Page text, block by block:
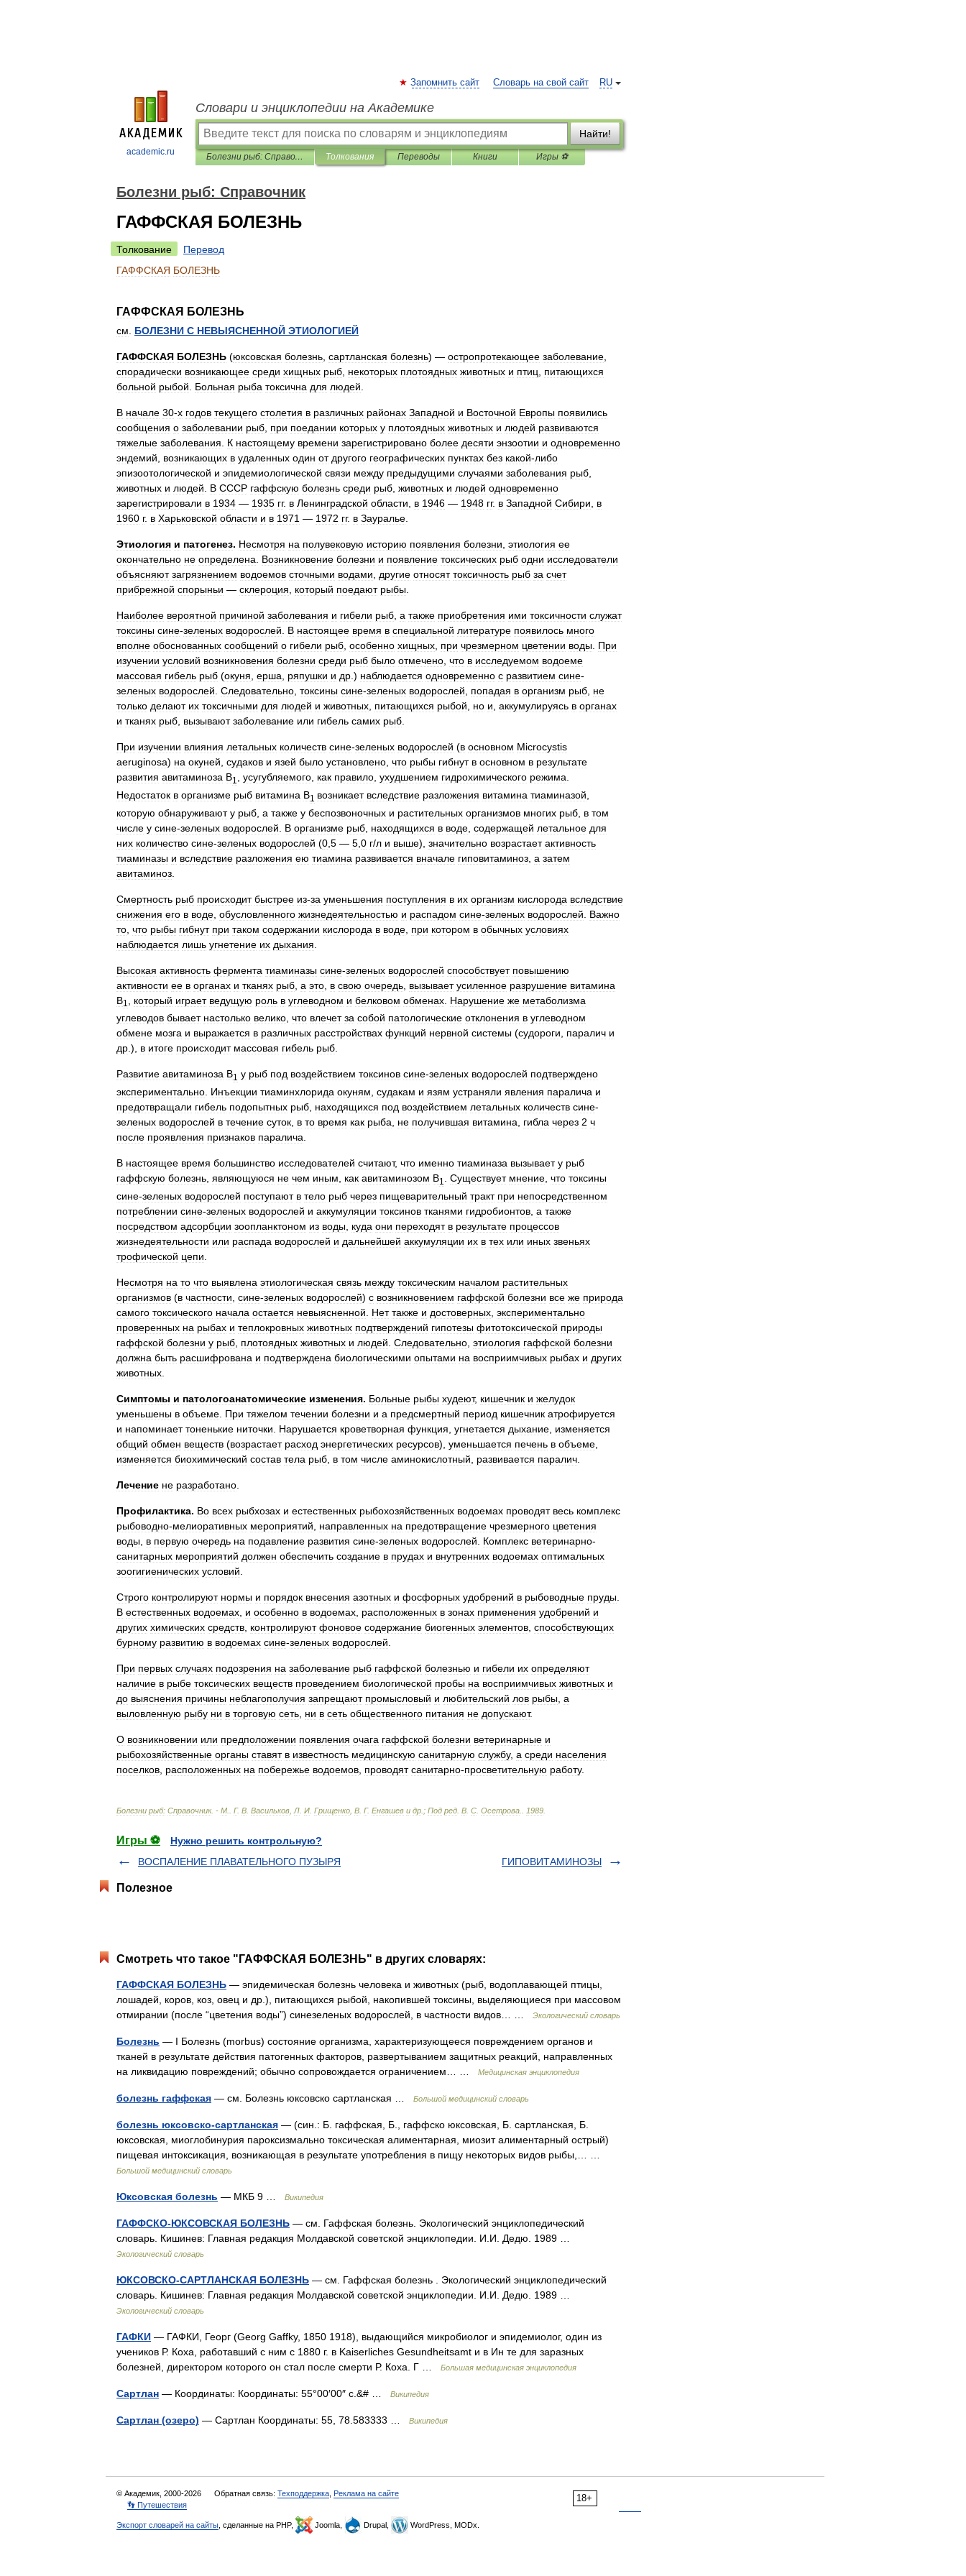
academic.ru
RU
Запомнить сайт Словарь на свой сайт
Словари и энциклопедии на Академике
Найти!
Болезни рыб: Справочник Толкования Переводы Книги Игры ⚽
Болезни рыб: Справочник
ГАФФСКАЯ БОЛЕЗНЬ
Толкование
Перевод
ГАФФСКАЯ БОЛЕЗНЬ
ГАФФСКАЯ БОЛЕЗНЬ
см БОЛЕЗНИ С НЕВЫЯСНЕННОЙ ЭТИОЛОГИЕЙ
ГАФФСКАЯ БОЛЕЗНЬ (юксовская болезнь сартланская болезнь) — остропротекающее заболевание
спорадически возникающее среди хищных рыб некоторых плотоядных животных и птиц
питающихся
больной рыбой Больная рыба токсична для людей
В начале 30-х годов текущего столетия в различных районах Западной и Восточной Европы появились
сообщения о заболевании рыб при поедании которых у плотоядных животных и людей развиваются
тяжелые заболевания К настоящему времени зарегистрировано более десяти энзоотии и одновременно
эндемий
возникающих в удаленных один от другого географических пунктах без какой-либо
эпизоотологической и эпидемиологической связи между предыдущими случаями заболевания рыб
животных и людей В СССР гаффскую болезнь среди рыб животных и людей одновременно
зарегистрировали в 1934 — 1935 гг. в Ленинградской области в 1946 — 1948 гг. в Западной Сибири
в
1960 г. в Харьковской области и в 1971 — 1972 гг. в Зауралье
Этиология и патогенез. Несмотря на полувековую историю появления болезни этиология ее
окончательно не определена Возникновение болезни и появление токсических рыб одни исследователи
объясняют загрязнением водоемов сточными водами другие относят токсичность рыб за счет
прибрежной спорыньи — склероция который поедают рыбы
Наиболее вероятной причиной заболевания и гибели рыб а также приобретения ими токсичности служат
токсины сине-зеленых водорослей В настоящее время в специальной литературе появилось много
вполне обоснованных сообщений о гибели рыб особенно хищных при чрезмерном цветении воды При
изучении условий возникновения болезни среди рыб было отмечено что в исследуемом водоеме
массовая гибель рыб (окуня ерша ряпушки и др .) наблюдается одновременно с развитием сине-
зеленых водорослей Следовательно токсины сине-зеленых водорослей попадая в организм рыб не
только делают их токсичными для людей и животных питающихся рыбой но и аккумулируясь в органах
и тканях рыб вызывают заболевание или гибель самих рыб
При изучении влияния летальных количеств сине-зеленых водорослей (в основном Microcystis
aeruginosa) на окуней судаков и язей было установлено что рыбы гибнут в основном в результате
развития авитаминоза B1 усугубляемого как правило ухудшением гидрохимического режима
Недостаток в организме рыб витамина B1 возникает вследствие разложения витамина тиаминазой
которую обнаруживают у рыб а также у беспозвоночных и растительных организмов многих рыб в том
числе у сине-зеленых водорослей В организме рыб находящихся в воде содержащей летальное для
них количество сине-зеленых водорослей (0 5 — 5 0 г/л и выше), значительно возрастает активность
тиаминазы и вследствие разложения ею тиамина развивается вначале гиповитаминоз а затем
авитаминоз
Смертность рыб происходит быстрее из-за уменьшения поступления в их организм кислорода вследствие
снижения его в воде обусловленного жизнедеятельностью и распадом сине-зеленых водорослей
Важно
то что рыбы гибнут при таком содержании кислорода в воде при котором в обычных условиях
наблюдается лишь угнетение их дыхания
Высокая активность фермента тиаминазы сине-зеленых водорослей способствует повышению
активности ее в органах и тканях рыб а это в свою очередь вызывает усиленное разрушение витамина
B1 который играет ведущую роль в углеводном и белковом обменах Нарушение же метаболизма
углеводов бывает настолько велико, что влечет за собой патологические отклонения в углеводном
обмене мозга и выражается в различных расстройствах функций нервной системы (судороги, паралич и
др.), в итоге происходит массовая гибель рыб.
Развитие авитаминоза B1 у рыб под воздействием токсинов сине-зеленых водорослей подтверждено
экспериментально Инъекции тиаминхлорида окуням судакам и язям устраняли явления паралича и
предотвращали гибель подопытных рыб находящихся под воздействием летальных количеств сине-
зеленых водорослей в течение суток в то время как рыба не получившая витамина гибла через 2 ч
после проявления признаков паралича
В настоящее время большинство исследователей считают, что именно тиаминаза вызывает у рыб
гаффскую болезнь являющуюся не чем иным как авитаминозом B1 Существует мнение что токсины
сине-зеленых водорослей поступают в тело рыб через пищеварительный тракт при непосредственном
потреблении сине-зеленых водорослей и аккумуляции токсинов тканями гидробионтов а также
посредством адсорбции зоопланктоном из воды куда они переходят в результате процессов
жизнедеятельности или распада водорослей и дальнейшей аккумуляции их в тех или иных звеньях
трофической цепи
Несмотря на то что выявлена этиологическая связь между токсическим началом растительных
организмов (в частности сине-зеленых водорослей) с возникновением гаффской болезни все же природа
самого токсического начала остается невыясненной Нет также и достоверных экспериментально
проверенных на рыбах и теплокровных животных подтверждений гипотезы фитотоксической природы
гаффской болезни у рыб плотоядных животных и людей Следовательно этиология гаффской болезни
должна быть расшифрована и подтверждена биологическими опытами на восприимчивых рыбах и других
животных
Симптомы и патологоанатомические изменения. Больные рыбы худеют, кишечник и желудок
уменьшены в объеме При тяжелом течении болезни и а предсмертный период кишечник атрофируется
и напоминает тоненькие ниточки Нарушается кроветворная функция угнетается дыхание изменяется
общий обмен веществ (возрастает расход энергетических ресурсов), уменьшается печень в объеме
изменяется биохимический состав тела рыб в том числе аминокислотный развивается паралич
Лечение не разработано
Профилактика. Во всех рыбхозах и естественных рыбохозяйственных водоемах проводят весь комплекс
рыбоводно-мелиоративных мероприятий направленных на предотвращение чрезмерного цветения
воды в первую очередь на подавление развития сине-зеленых водорослей Комплекс ветеринарно-
санитарных мероприятий должен обеспечить создание в прудах и внутренних водоемах оптимальных
зоогигиенических условий
Строго контролируют нормы и порядок внесения азотных и фосфорных удобрений в рыбоводные пруды
В естественных водоемах и особенно в водоемах расположенных в зонах применения удобрений и
других химических средств контролируют фоновое содержание биогенных элементов способствующих
бурному развитию в водоемах сине-зеленых водорослей
При первых случаях подозрения на заболевание рыб гаффской болезнью и гибели их определяют
наличие в рыбе токсических веществ проведением биологической пробы на восприимчивых животных и
до выяснения причины неблагополучия запрещают промысловый и любительский лов рыбы а
выловленную рыбу ни в торговую сеть ни в сеть общественного питания не допускают.
О возникновении или предположении появления очага гаффской болезни ветеринарные и
рыбохозяйственные органы ставят в известность медицинскую санитарную службу, а среди населения
поселков расположенных на побережье водоемов проводят санитарно-просветительную работу.
Болезни рыб: Справочник. - М Г. В Васильков Л И Грищенко В Г. Енгашев и др .; Под ред В С Осетрова 1989
Игры ⚽
Нужно решить контрольную?
ВОСПАЛЕНИЕ ПЛАВАТЕЛЬНОГО ПУЗЫРЯ
ГИПОВИТАМИНОЗЫ
Полезное
Смотреть что такое "ГАФФСКАЯ БОЛЕЗНЬ" в других словарях:
ГАФФСКАЯ БОЛЕЗНЬ — эпидемическая болезнь человека и животных (рыб, водоплавающей птицы,
лошадей, коров, коз, овец и др.), питающихся рыбой, накопившей токсины, выделяющиеся при массовом
отмирании (после “цветения воды”) синезеленых водорослей, в частности видов… …
Экологический словарь
Болезнь — I Болезнь (morbus) состояние организма, характеризующееся повреждением органов и
тканей в результате действия патогенных факторов, развертыванием защитных реакций, направленных
на ликвидацию повреждений; обычно сопровождается ограничением… …
Медицинская энциклопедия
болезнь гаффская — см. Болезнь юксовско сартланская … Большой медицинский словарь
болезнь юксовско-сартланская — (син.: Б. гаффская, Б., гаффско юксовская, Б. сартланская, Б.
юксовская, миоглобинурия пароксизмально токсическая алиментарная, миозит алиментарный острый)
пищевая интоксикация, возникающая в результате употребления в пищу некоторых видов рыбы,… …
Большой медицинский словарь
Юксовская болезнь — МКБ 9 … Википедия
ГАФФСКО-ЮКСОВСКАЯ БОЛЕЗНЬ — см. Гаффская болезнь. Экологический энциклопедический
словарь. Кишинев: Главная редакция Молдавской советской энциклопедии. И.И. Дедю. 1989 …
Экологический словарь
ЮКСОВСКО-САРТЛАНСКАЯ БОЛЕЗНЬ — см. Гаффская болезнь . Экологический энциклопедический
словарь. Кишинев: Главная редакция Молдавской советской энциклопедии. И.И. Дедю. 1989 …
Экологический словарь
ГАФКИ — ГАФКИ, Георг (Georg Gaffky, 1850 1918), выдающийся микробиолог и эпидемиолог, один из
учеников Р. Коха, работавший с ним с 1880 г. в Kaiserliches Gesundheitsamt и в Ин те для заразных
болезней, директором которого он стал после смерти Р. Коха. Г …
Большая медицинская энциклопедия
Сартлан — Координаты: Координаты: 55°00′00″ с.&# … Википедия
Сартлан (озеро) — Сартлан Координаты: 55, 78.583333 … Википедия
18+
© Академик, 2000-2026 Обратная связь: Техподдержка Реклама на сайте
👣 Путешествия
Экспорт словарей на сайты , сделанные на PHP, Joomla, Drupal, WordPress, MODx.